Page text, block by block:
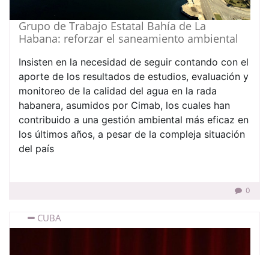
Grupo de Trabajo Estatal Bahía de La
Habana: reforzar el saneamiento ambiental
Insisten en la necesidad de seguir contando con el
aporte de los resultados de estudios, evaluación y
monitoreo de la calidad del agua en la rada
habanera, asumidos por Cimab, los cuales han
contribuido a una gestión ambiental más eficaz en
los últimos años, a pesar de la compleja situación
del país
0
CUBA